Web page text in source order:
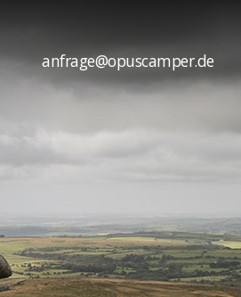
anfrage@opuscamper.de